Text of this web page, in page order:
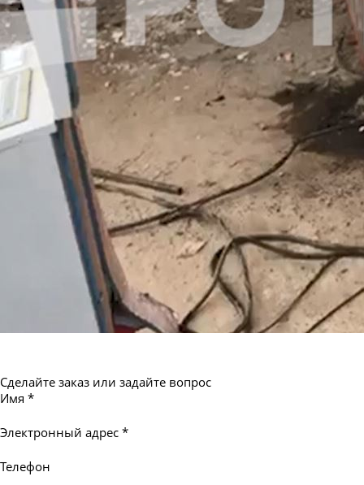
Сделайте заказ или задайте вопрос
Имя *
Электронный адрес *
Телефон